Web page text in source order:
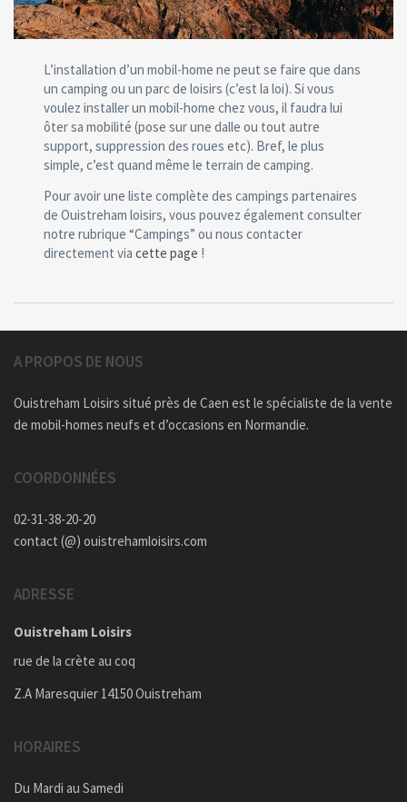
L’installation d’un mobil-home ne peut se faire que dans
un camping ou un parc de loisirs (c’est la loi). Si vous
voulez installer un mobil-home chez vous, il faudra lui
ôter sa mobilité (pose sur une dalle ou tout autre
support, suppression des roues etc). Bref, le plus
simple, c’est quand même le terrain de camping.
Pour avoir une liste complète des campings partenaires
de Ouistreham loisirs, vous pouvez également consulter
notre rubrique “Campings” ou nous contacter
directement viacette page !
A PROPOS DE NOUS
Ouistreham Loisirs situé près de Caen est le spécialiste de la vente
de mobil-homes neufs et d’occasions en Normandie.
COORDONNÉES
02-31-38-20-20
contact (@) ouistrehamloisirs.com
ADRESSE
Ouistreham Loisirs
rue de la crète au coq
Z.A Maresquier 14150 Ouistreham
HORAIRES
Du Mardi au Samedi